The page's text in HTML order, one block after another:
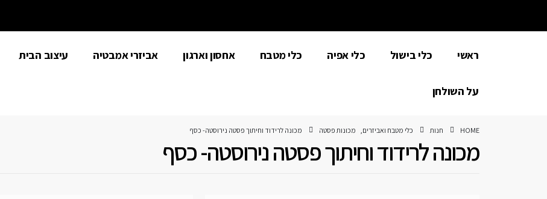
ראשי כלי בישול כלי אפיה כלי מטבח אחסון וארגון אביזרי אמבטיה עיצוב הבית
על השולחן
HOME חנות כלי מטבח ואביזרים, מכונות פסטה מכונה לרידוד וחיתוך פסטה נירוסטה- כסף
מכונה לרידוד וחיתוך פסטה נירוסטה- כסף